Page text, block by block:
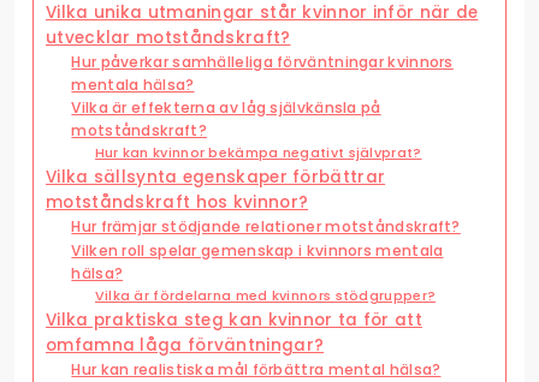
Vilka unika utmaningar står kvinnor inför när de
utvecklar motståndskraft?
Hur påverkar samhälleliga förväntningar kvinnors
mentala hälsa?
Vilka är effekterna av låg självkänsla på
motståndskraft?
Hur kan kvinnor bekämpa negativt självprat?
Vilka sällsynta egenskaper förbättrar
motståndskraft hos kvinnor?
Hur främjar stödjande relationer motståndskraft?
Vilken roll spelar gemenskap i kvinnors mentala
hälsa?
Vilka är fördelarna med kvinnors stödgrupper?
Vilka praktiska steg kan kvinnor ta för att
omfamna låga förväntningar?
Hur kan realistiska mål förbättra mental hälsa?